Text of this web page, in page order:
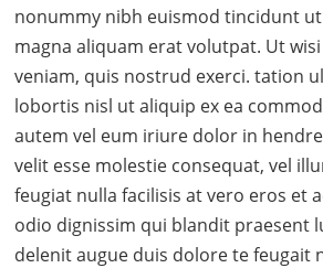
nonummy nibh euismod tincidunt
magna aliquam erat volutpat. Ut
veniam, quis nostrud exerci. tation
lobortis nisl ut aliquip ex ea
autem vel eum iriure dolor in
velit esse molestie consequat, vel
feugiat nulla facilisis at vero eros et
odio dignissim qui blandit praesent
delenit augue duis dolore te feugait